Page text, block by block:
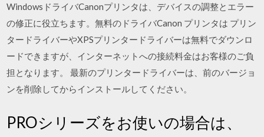
WindowsドライバCanonプリンタは、デバイスの調整とエラー
の修正に役立ちます。無料のドライバCanon プリンタは プリン
タードライバーやXPSプリンタードライバーは無料でダウンロ
ードできますが、インターネットへの接続料金はお客様のご負
担となります。 最新のプリンタードライバーは、前のバージョ
ンを削除してからインストールしてください。
PROシリーズをお使いの場合は、